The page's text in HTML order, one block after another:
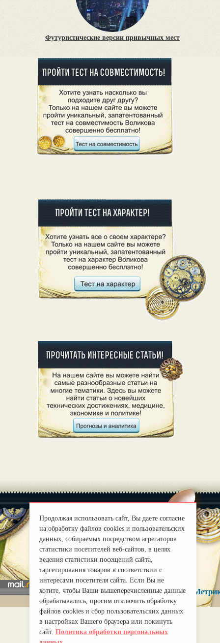
Футуристические версии привычных мест
О нас |
Правила
mirprognoz@mail.ru
Продолжая использовать сайт, Вы даете согласие
на обработку файлов cookies и пользовательских
данных, собираемых посредством агрегаторов
статистики посетителей веб-сайтов, в целях
ведения статистики посещений сайта,
таргетирования товаров в соответствии с
интересами посетителя сайта. Если Вы не
хотите, чтобы Ваши вышеперечисленные данные
обрабатывались, просим отключить обработку
файлов cookies и сбор пользовательских данных
в настройках Вашего браузера или покинуть
сайт. Политика обработки персональных